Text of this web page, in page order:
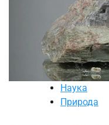
Наука
Природа